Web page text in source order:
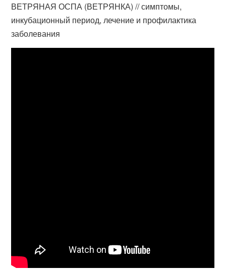
ВЕТРЯНАЯ ОСПА (ВЕТРЯНКА) // симптомы,
инкубационный период, лечение и профилактика
заболевания